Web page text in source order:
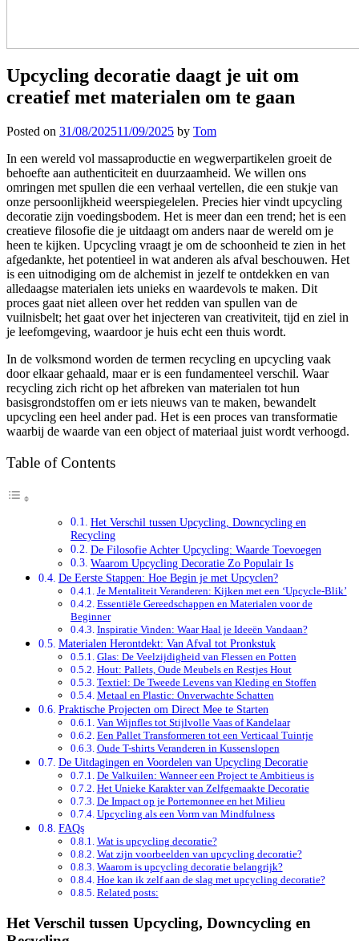
Upcycling decoratie daagt je uit om
creatief met materialen om te gaan
Posted on 31/08/202511/09/2025 by Tom
In een wereld vol massaproductie en wegwerpartikelen groeit de
behoefte aan authenticiteit en duurzaamheid. We willen ons
omringen met spullen die een verhaal vertellen, die een stukje van
onze persoonlijkheid weerspiegelelen. Precies hier vindt upcycling
decoratie zijn voedingsbodem. Het is meer dan een trend; het is een
creatieve filosofie die je uitdaagt om anders naar de wereld om je
heen te kijken. Upcycling vraagt je om de schoonheid te zien in het
afgedankte, het potentieel in wat anderen als afval beschouwen. Het
is een uitnodiging om de alchemist in jezelf te ontdekken en van
alledaagse materialen iets unieks en waardevols te maken. Dit
proces gaat niet alleen over het redden van spullen van de
vuilnisbelt; het gaat over het injecteren van creativiteit, tijd en ziel in
je leefomgeving, waardoor je huis echt een thuis wordt.
In de volksmond worden de termen recycling en upcycling vaak
door elkaar gehaald, maar er is een fundamenteel verschil. Waar
recycling zich richt op het afbreken van materialen tot hun
basisgrondstoffen om er iets nieuws van te maken, bewandelt
upcycling een heel ander pad. Het is een proces van transformatie
waarbij de waarde van een object of materiaal juist wordt verhoogd.
Table of Contents
Het Verschil tussen Upcycling, Downcycling en
Recycling
De Filosofie Achter Upcycling: Waarde Toevoegen
Waarom Upcycling Decoratie Zo Populair Is
De Eerste Stappen: Hoe Begin je met Upcyclen?
Je Mentaliteit Veranderen: Kijken met een ‘Upcycle-Blik’
Essentiële Gereedschappen en Materialen voor de
Beginner
Inspiratie Vinden: Waar Haal je Ideeën Vandaan?
Materialen Herontdekt: Van Afval tot Pronkstuk
Glas: De Veelzijdigheid van Flessen en Potten
Hout: Pallets, Oude Meubels en Restjes Hout
Textiel: De Tweede Levens van Kleding en Stoffen
Metaal en Plastic: Onverwachte Schatten
Praktische Projecten om Direct Mee te Starten
Van Wijnfles tot Stijlvolle Vaas of Kandelaar
Een Pallet Transformeren tot een Verticaal Tuintje
Oude T-shirts Veranderen in Kussenslopen
De Uitdagingen en Voordelen van Upcycling Decoratie
De Valkuilen: Wanneer een Project te Ambitieus is
Het Unieke Karakter van Zelfgemaakte Decoratie
De Impact op je Portemonnee en het Milieu
Upcycling als een Vorm van Mindfulness
FAQs
Wat is upcycling decoratie?
Wat zijn voorbeelden van upcycling decoratie?
Waarom is upcycling decoratie belangrijk?
Hoe kan ik zelf aan de slag met upcycling decoratie?
Related posts:
Het Verschil tussen Upcycling, Downcycling en